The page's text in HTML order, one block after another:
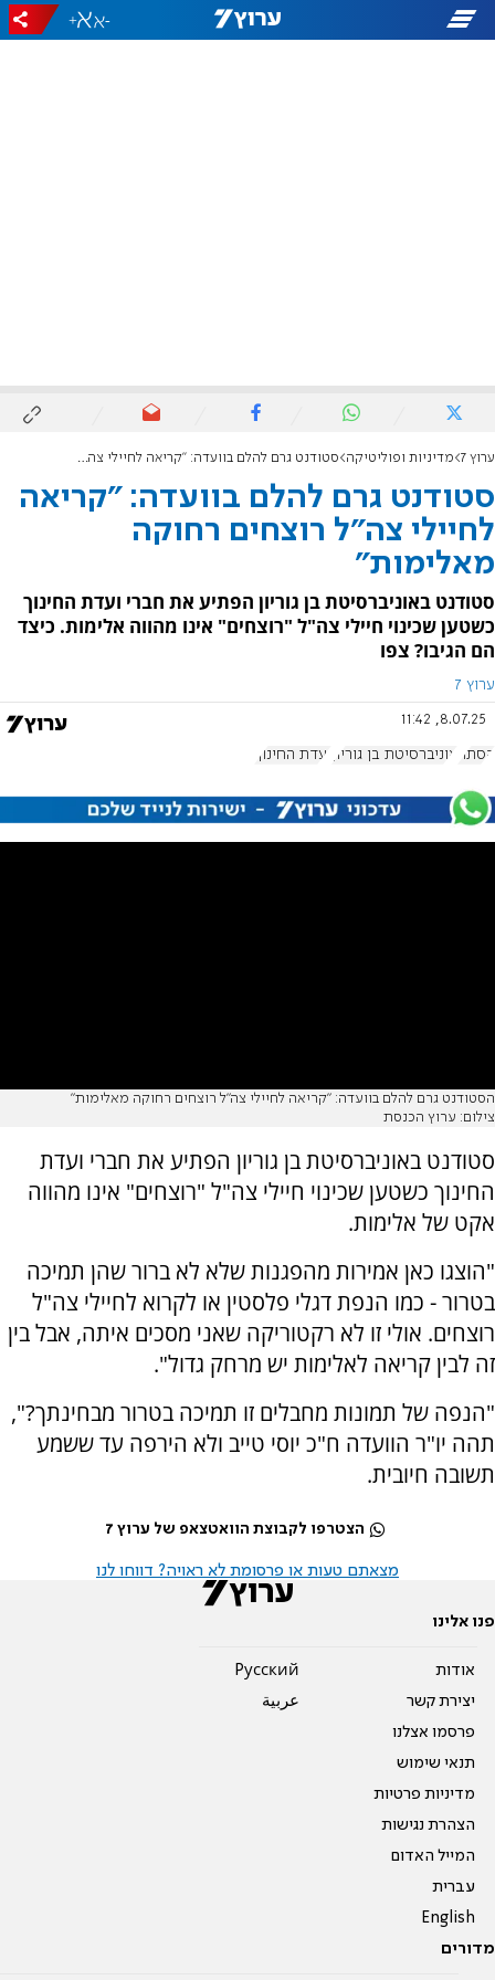
-
+
ערוץ 7 מדיניות ופוליטיקה סטודנט גרם להלם בוועדה: "קריאה לחיילי צה"ל רוצחים רחוקה מאלימות"
סטודנט גרם להלם בוועדה: "קריאה
לחיילי צה"ל רוצחים רחוקה
מאלימות"
סטודנט באוניברסיטת בן גוריון הפתיע את חברי ועדת החינוך
כשטען שכינוי חיילי צה"ל "רוצחים" אינו מהווה אלימות. כיצד
הם הגיבו? צפו
ערוץ 7
8.07.25, 11:42
הסתה אוניברסיטת בן גוריון ועדת החינוך
הסטודנט גרם להלם בוועדה: "קריאה לחיילי צה"ל רוצחים רחוקה מאלימות"
צילום: ערוץ הכנסת
סטודנט באוניברסיטת בן גוריון הפתיע את חברי ועדת
החינוך כשטען שכינוי חיילי צה"ל "רוצחים" אינו מהווה
אקט של אלימות.
"הוצגו כאן אמירות מהפגנות שלא לא ברור שהן תמיכה
בטרור - כמו הנפת דגלי פלסטין או לקרוא לחיילי צה"ל
רוצחים. אולי זו לא רקטוריקה שאני מסכים איתה, אבל בין
זה לבין קריאה לאלימות יש מרחק גדול".
"הנפה של תמונות מחבלים זו תמיכה בטרור מבחינתך?",
תהה יו"ר הוועדה ח"כ יוסי טייב ולא הירפה עד ששמע
תשובה חיובית.
הצטרפו לקבוצת הוואטצאפ של ערוץ 7
מצאתם טעות או פרסומת לא ראויה? דווחו לנו
פנו אלינו
אודות
יצירת קשר
פרסמו אצלנו
תנאי שימוש
מדיניות פרטיות
הצהרת נגישות
המייל האדום
עברית
English
Pусский
عربية
מדורים